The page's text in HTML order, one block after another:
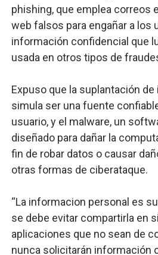
phishing, que emplea correos
web falsos para engañar a los
información confidencial que
usada en otros tipos de
Expuso que la suplantación
simula ser una fuente
usuario, y el malware, un
diseñado para dañar la
fin de robar datos o causar
otras formas de ciberataque.
“La informacion personal es
se debe evitar compartirla en
aplicaciones que no sean de
nunca solicitarán información